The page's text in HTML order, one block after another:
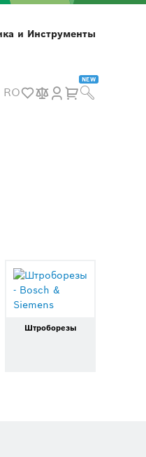
и Инструменты
RO
NEW
Штроборезы